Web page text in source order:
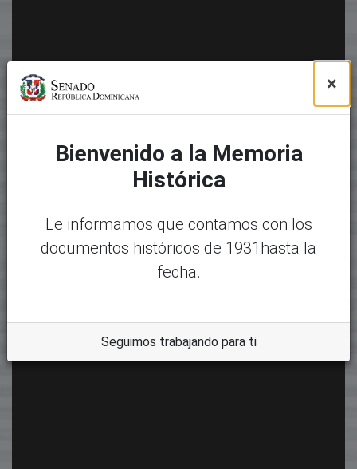
×
Bienvenido a la Memoria
Histórica
Le informamos que contamos con los
documentos históricos de 1931hasta la
fecha.
Seguimos trabajando para ti